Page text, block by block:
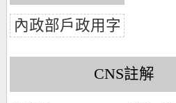
內政部戶政用字
CNS註解